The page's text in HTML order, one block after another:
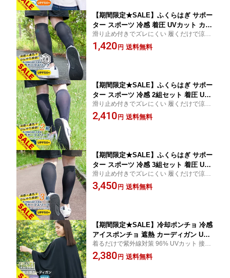
【期間限定★SALE】ふくらはぎ サポー
ター スポーツ 冷感 着圧 UVカット カー
フスリーブ 薄手 夏 吸汗速乾 男女兼用
日焼け防止 紫外線対策 洗える 紫外線9
滑り止め付きでズレにくい 履くだけで涼し
い ひんやり爽快 レッグスリーブ レッグカ
バー
1,420円 送料無料
【期間限定★SALE】ふくらはぎ サポー
ター スポーツ 冷感 2組セット 着圧 UV
カット カーフスリーブ 薄手 夏 吸汗速
乾 男女兼用 日焼け防止 紫外線対策 洗
滑り止め付きでズレにくい 履くだけで涼し
い ひんやり爽快 レッグスリーブ レッグカ
バー
2,410円 送料無料
【期間限定★SALE】ふくらはぎ サポー
ター スポーツ 冷感 3組セット 着圧 UV
カット カーフスリーブ 薄手 夏 吸汗速
乾 男女兼用 日焼け防止 紫外線対策 洗
滑り止め付きでズレにくい 履くだけで涼し
い ひんやり爽快 レッグスリーブ レッグカ
バー
3,450円 送料無料
【期間限定★SALE】冷却ポンチョ 冷感
アイスポンチョ 遮熱 カーディガン UV
カット 暑さ対策グッツ 接触冷感 UV ポ
ンチョ ひざ掛け 夏用 紫外線対策 ひん
着るだけで紫外線対策 96% UVカット 接触
冷感 カーディガン フリーサイズ 体型カバ
ー 着る日焼け止め 動くたびに涼しい
2,380円 送料無料